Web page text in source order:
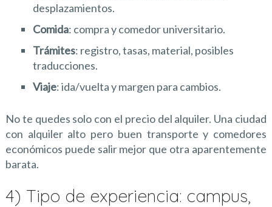
desplazamientos.
Comida: compra y comedor universitario.
Trámites: registro, tasas, material, posibles
traducciones.
Viaje: ida/vuelta y margen para cambios.
No te quedes solo con el precio del alquiler. Una ciudad
con alquiler alto pero buen transporte y comedores
económicos puede salir mejor que otra aparentemente
barata.
4) Tipo de experiencia: campus,